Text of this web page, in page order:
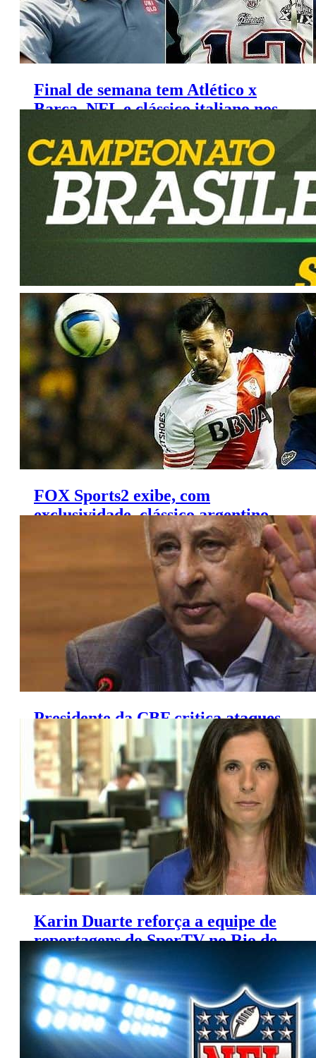
Final de semana tem Atlético x
Barça, NFL e clássico italiano nos
Agenda da TV (Sexta, 11/9/2015)
FOX Sports2 exibe, com
exclusividade, clássico argentino
entre Boca e River
Presidente da CBF critica ataques
contra jornalistas na internet
Karin Duarte reforça a equipe de
reportagens do SporTV no Rio de
Janeiro